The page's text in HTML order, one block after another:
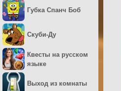
Губка Спанч Боб
Скуби-Ду
Квесты на русском
языке
Выход из комнаты